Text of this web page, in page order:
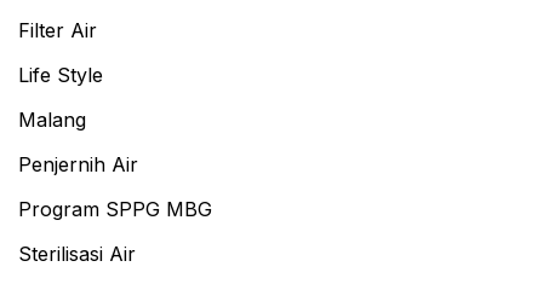
Filter Air
Life Style
Malang
Penjernih Air
Program SPPG MBG
Sterilisasi Air